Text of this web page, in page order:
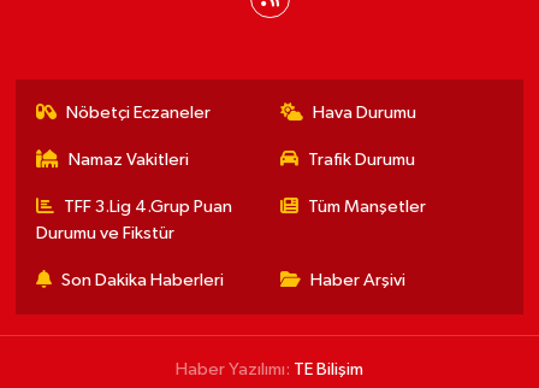
Nöbetçi Eczaneler Hava Durumu
Namaz Vakitleri Trafik Durumu
TFF 3.Lig 4.Grup Puan
Durumu ve Fikstür
Tüm Manşetler
Son Dakika Haberleri Haber Arşivi
Haber Yazılımı: TE Bilişim